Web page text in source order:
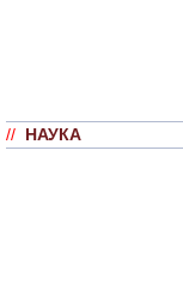
// НАУКА